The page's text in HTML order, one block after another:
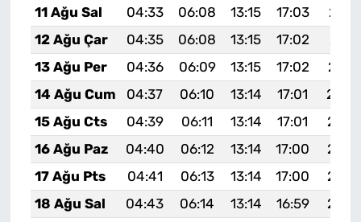
11 Ağu Sal
04:33 06:08 13:15 17:03
12 Ağu Çar
04:35 06:08 13:15 17:02
20:11
13 Ağu Per
04:36 06:09 13:15 17:02
14 Ağu Cum
04:37 06:10 13:14 17:01
15 Ağu Cts
04:39 06:11 13:14 17:01
16 Ağu Paz
04:40 06:12 13:14 17:00
17 Ağu Pts
04:41 06:13 13:14 17:00
18 Ağu Sal
04:43 06:14 13:14 16:59